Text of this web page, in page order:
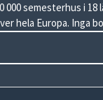
000 semesterhus i
hela Europa. Inga